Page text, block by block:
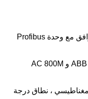
واجهة الاتصال: دعم تمرير هارت ، متوافق مع وحدة Profibus
التوافق: التكيف مع ABB S800 I/O Series و AC 800M
، نطاق درجة